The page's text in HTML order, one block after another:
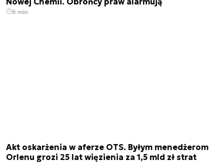
6 min.
Akt oskarżenia w aferze OTS. Byłym menedżerom
Orlenu grozi 25 lat więzienia za 1,5 mld zł strat